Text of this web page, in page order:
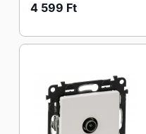
4 599 Ft